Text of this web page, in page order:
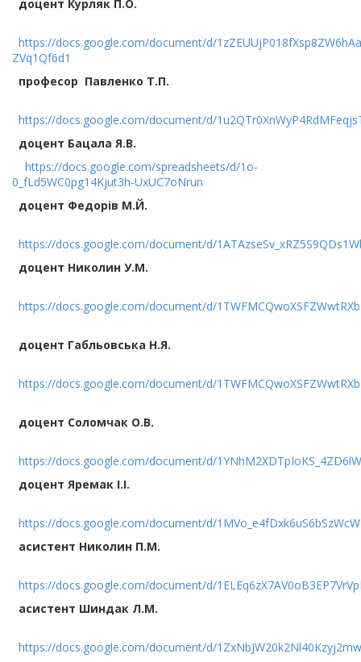
доцент Курляк П.О.
https://docs.google.com/document/d/
ZVq1Qf6d1
професор Павленко Т.П.
https://docs.google.com/document/d/
доцент Бацала Я.В.
https://docs.google.com/spreadsheets/d/1o-
0_fLd5WC0pg14Kjut3h-UxUC7oNrun
доцент Федорів М.Й.
https://docs.google.com/document/d/
доцент Николин У.М.
https://docs.google.com/document/d/
доцент Габльовська Н.Я.
https://docs.google.com/document/d/
доцент Соломчак О.В.
https://docs.google.com/document/d/
доцент Яремак І.І.
https://docs.google.com/document/d/
асистент Николин П.М.
https://docs.google.com/document/d/
асистент Шиндак Л.М.
https://docs.google.com/document/d/